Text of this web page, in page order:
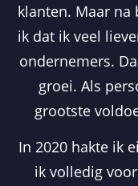
klanten. Maar na
ik dat ik veel
ondernemers.
groei. Als
grootste
In 2020 hakte ik
ik volledig